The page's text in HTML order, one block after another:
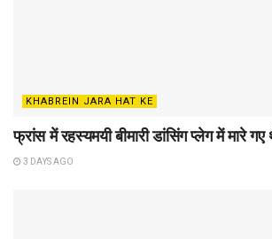
KHABREIN JARA HAT KE
फ्रांस में रहस्यमयी बीमारी डांसिंग प्लेग में मारे
3 DAYS AGO